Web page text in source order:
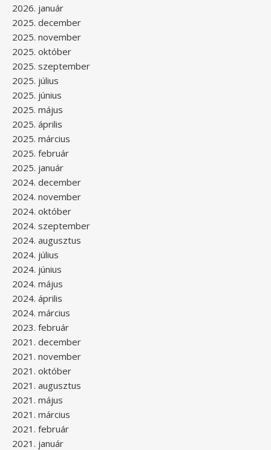
2026. január
2025. december
2025. november
2025. október
2025. szeptember
2025. július
2025. június
2025. május
2025. április
2025. március
2025. február
2025. január
2024. december
2024. november
2024. október
2024. szeptember
2024. augusztus
2024. július
2024. június
2024. május
2024. április
2024. március
2023. február
2021. december
2021. november
2021. október
2021. augusztus
2021. május
2021. március
2021. február
2021. január